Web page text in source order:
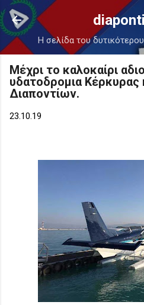
Μετάβαση στο
Η σελίδα του
Μέχρι το καλοκαίρι
υδατοδρομια Κέρκυρας
Διαποντίων.
23.10.19